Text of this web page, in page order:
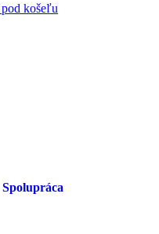
košeľu
Spolupráca